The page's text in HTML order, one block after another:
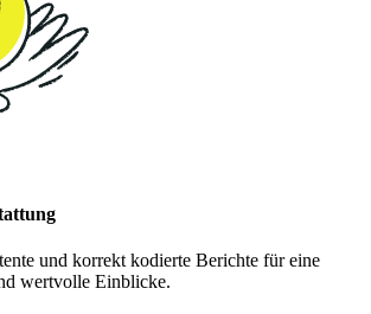
und korrekt kodierte Berichte für eine
wertvolle Einblicke.